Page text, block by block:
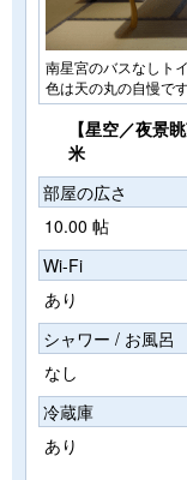
南星宮のバスなしト
色は天の丸の自慢です
【星空／夜景
米
部屋の広さ
10.00 帖
Wi-Fi
あり
シャワー / お風呂
なし
冷蔵庫
あり